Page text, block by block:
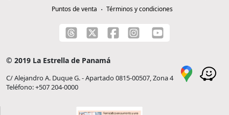
Puntos de venta
Términos y condiciones
© 2019 La Estrella de Panamá
C/ Alejandro A. Duque G. - Apartado 0815-00507, Zona 4
Teléfono: +507 204-0000